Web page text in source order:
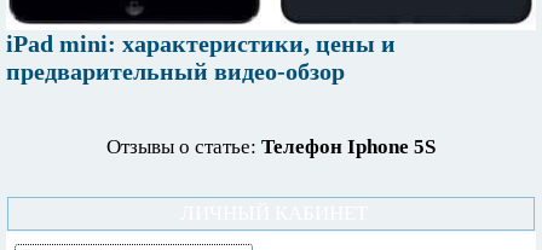
iPad mini: характеристики, цены и
предварительный видео-обзор
Отзывы о статье: Телефон Iphone 5S